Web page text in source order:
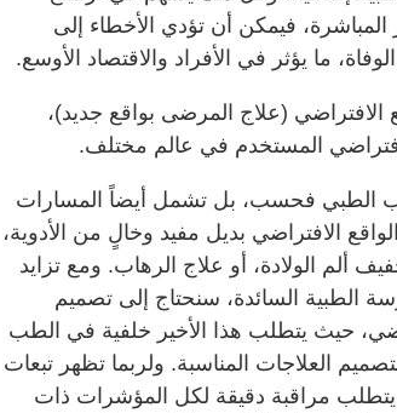
المباشرة، فيمكن أن تؤدي الأخطاء إلى
ما يؤثر في الأفراد والاقتصاد الأوسع.
الافتراضي (علاج المرضى بواقع جديد)،
المستخدم في عالم مختلف.
الطبي فحسب، بل تشمل أيضاً المسارات
الافتراضي بديل مفيد وخالٍ من الأدوية،
ألم الولادة، أو علاج الرهاب. ومع تزايد
الطبية السائدة، سنحتاج إلى تصميم
حيث يتطلب هذا الأخير خلفية في الطب
العلاجات المناسبة. ولربما تظهر تبعات
يتطلب مراقبة دقيقة لكل المؤشرات ذات